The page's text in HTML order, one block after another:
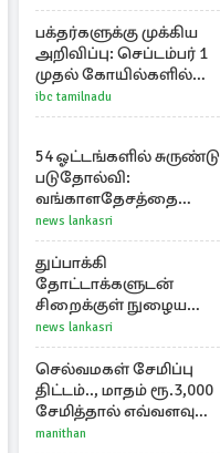
பக்தர்களுக்கு முக்கிய
அறிவிப்பு: செப்டம்பர் 1
முதல் கோயில்களில்
மொபைலுக்கு தடை!
ibc tamilnadu
54 ஓட்டங்களில் சுருண்டு
படுதோல்வி:
வங்காளதேசத்தை
சரித்த ஒற்றை வீரர்
news lankasri
துப்பாக்கி
தோட்டாக்களுடன்
சிறைக்குள் நுழைய
முயன்ற பள்ளிச் சிறுமி:
விசாரணையின் கூறிய
காரணம்
news lankasri
செல்வமகள் சேமிப்பு
திட்டம்.., மாதம் ரூ.3,000
சேமித்தால் எவ்வளவு
கிடைக்கும்?
manithan